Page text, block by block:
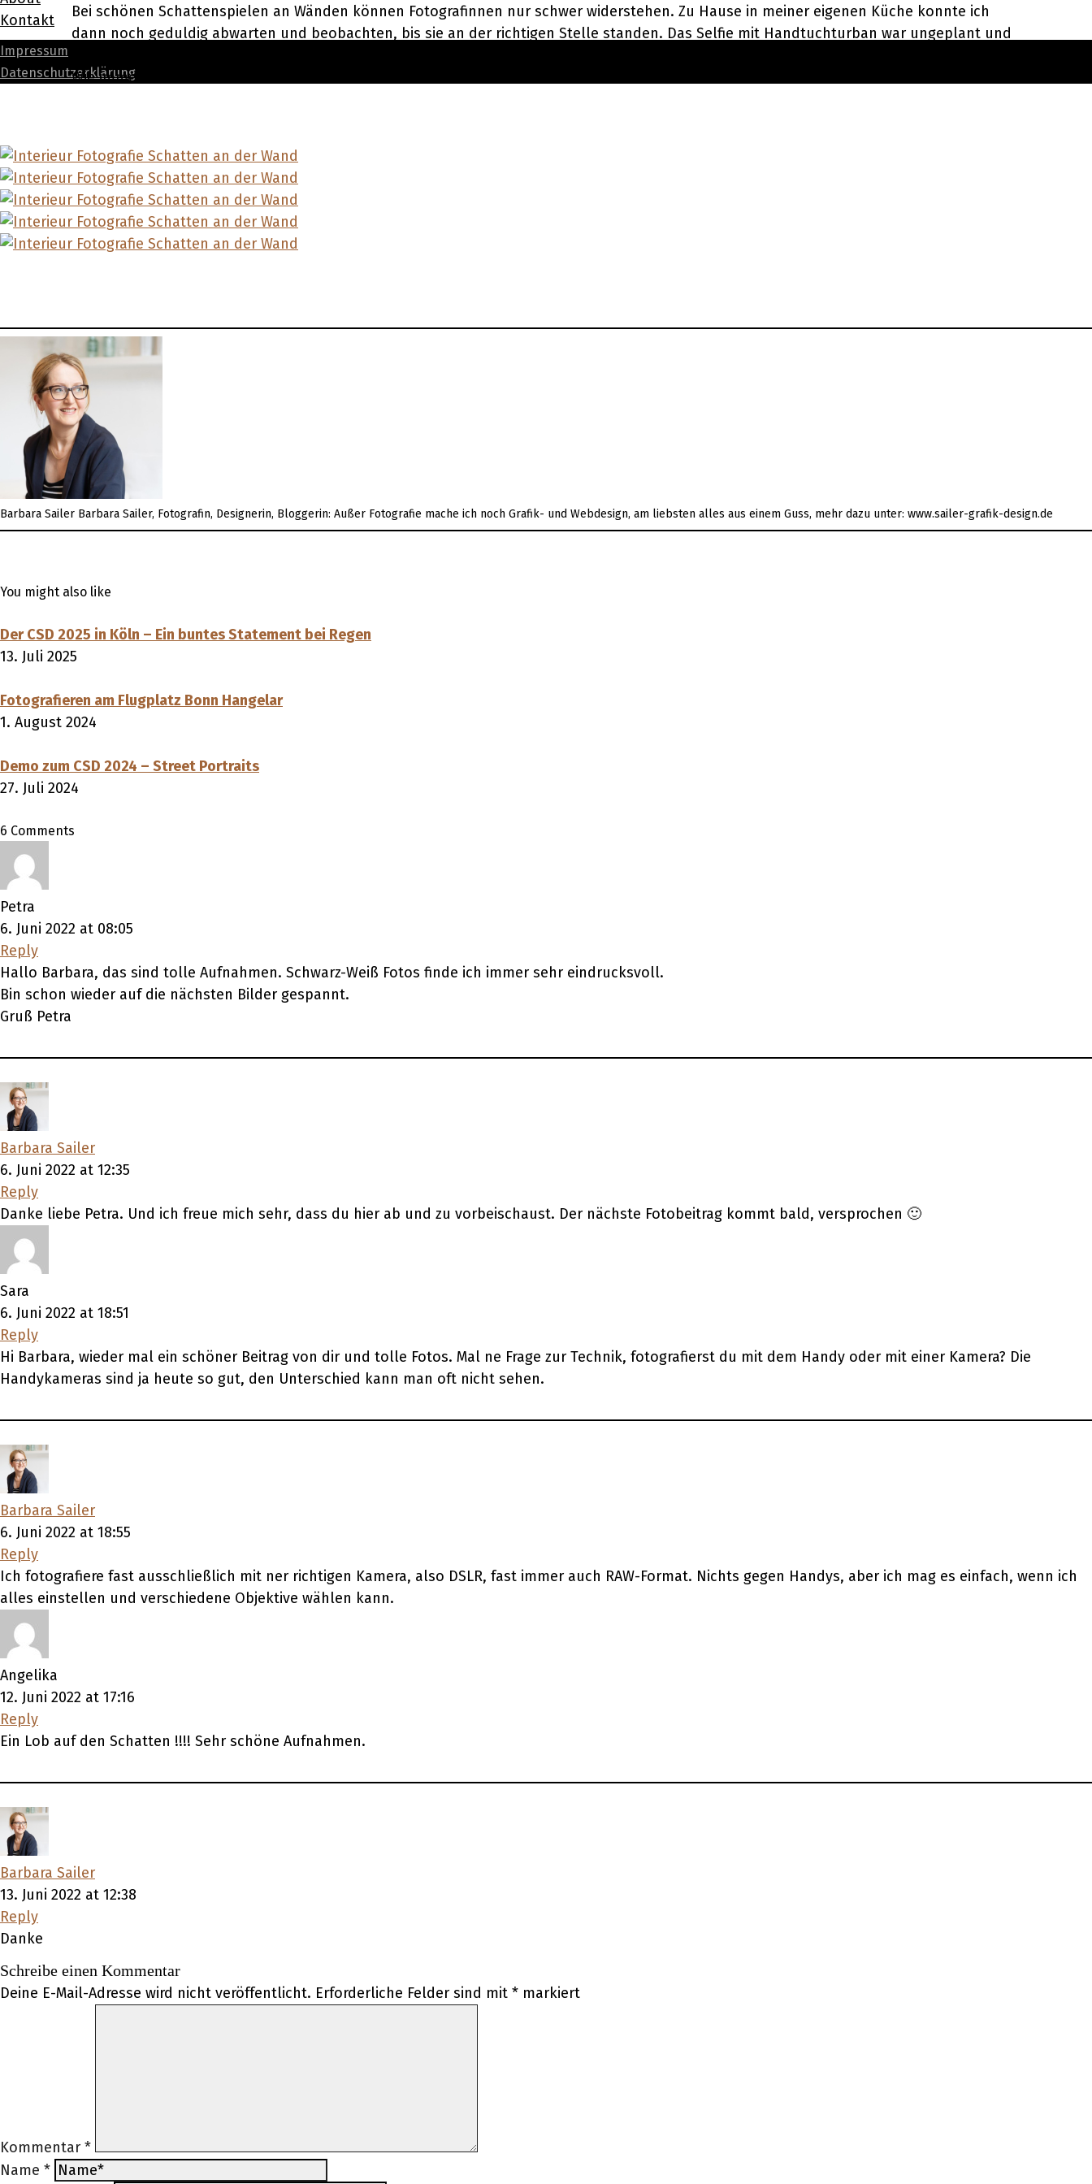
Kontakt
Impressum
Datenschutzerklärung
Bei schönen Schattenspielen an Wänden können Fotografinnen nur schwer widerstehen. Zu Hause in meiner eigenen Küche konnte ich
dann noch geduldig abwarten und beobachten, bis sie an der richtigen Stelle standen. Das Selfie mit Handtuchturban war ungeplant und
Wie immer freue ich mich über deinen Kommentar … weiter unten im Kommentarfeld.
Barbara Sailer Barbara Sailer, Fotografin, Designerin, Bloggerin: Außer Fotografie mache ich noch Grafik- und Webdesign, am liebsten alles aus einem Guss, mehr dazu unter: www.sailer-grafik-design.de
You might also like
Der CSD 2025 in Köln – Ein buntes Statement bei Regen
13. Juli 2025
Fotografieren am Flugplatz Bonn Hangelar
1. August 2024
Demo zum CSD 2024 – Street Portraits
27. Juli 2024
6 Comments
Petra
6. Juni 2022 at 08:05
Reply
Hallo Barbara, das sind tolle Aufnahmen. Schwarz-Weiß Fotos finde ich immer sehr eindrucksvoll.
Bin schon wieder auf die nächsten Bilder gespannt.
Gruß Petra
Barbara Sailer
6. Juni 2022 at 12:35
Reply
Danke liebe Petra. Und ich freue mich sehr, dass du hier ab und zu vorbeischaust. Der nächste Fotobeitrag kommt bald, versprochen 🙂
Sara
6. Juni 2022 at 18:51
Reply
Hi Barbara, wieder mal ein schöner Beitrag von dir und tolle Fotos. Mal ne Frage zur Technik, fotografierst du mit dem Handy oder mit einer Kamera? Die
Handykameras sind ja heute so gut, den Unterschied kann man oft nicht sehen.
Barbara Sailer
6. Juni 2022 at 18:55
Reply
Ich fotografiere fast ausschließlich mit ner richtigen Kamera, also DSLR, fast immer auch RAW-Format. Nichts gegen Handys, aber ich mag es einfach, wenn ich
alles einstellen und verschiedene Objektive wählen kann.
Angelika
12. Juni 2022 at 17:16
Reply
Ein Lob auf den Schatten !!!! Sehr schöne Aufnahmen.
Barbara Sailer
13. Juni 2022 at 12:38
Reply
Danke
Schreibe einen Kommentar
Deine E-Mail-Adresse wird nicht veröffentlicht. Erforderliche Felder sind mit * markiert
Kommentar *
Name *